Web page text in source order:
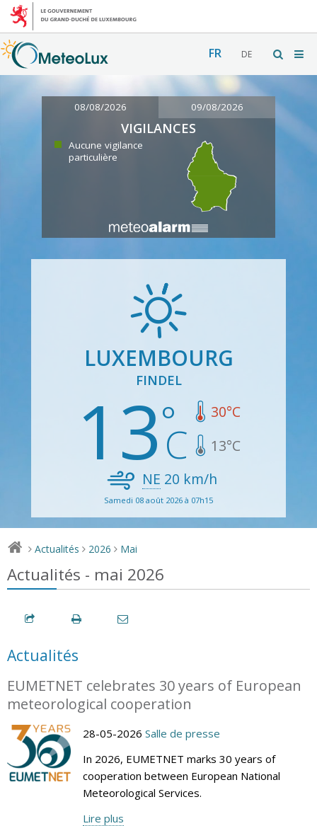
FR DE
08/08/2026 09/08/2026
VIGILANCES
Aucune vigilance
particulière
LUXEMBOURG
FINDEL
13 30°C
13°C
NE 20 km/h
Samedi 08 août 2026 à 07h15
> Actualités > 2026 > Mai
Actualités - mai 2026
Actualités
EUMETNET celebrates 30 years of European
meteorological cooperation
28-05-2026 Salle de presse
In 2026, EUMETNET marks 30 years of
cooperation between European National
Meteorological Services.
Lire plus